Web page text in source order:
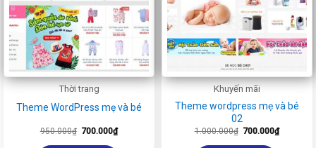
Thời trang
Theme WordPress mẹ và bé
950.000₫ Giá
là:
700.000₫Giá
hiện
Khuyến mãi
Theme wordpress mẹ và bé
02
1.000.000₫ Giá
là:
700.000₫Giá
hiện